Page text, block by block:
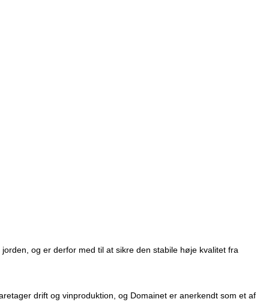
og er derfor med til at sikre den stabile høje kvalitet fra
drift og vinproduktion, og Domainet er anerkendt som et af